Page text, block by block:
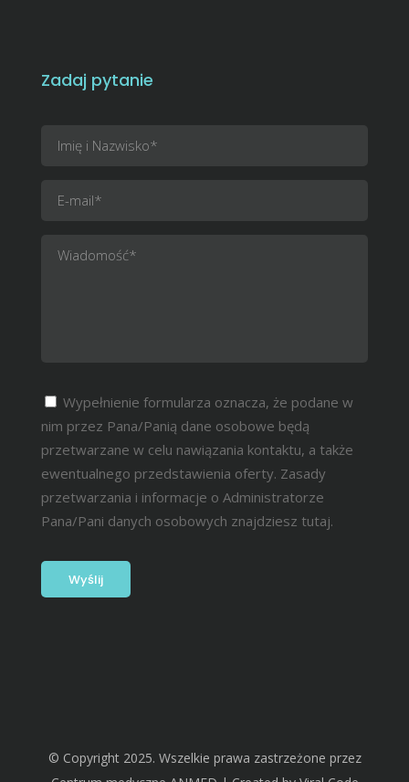
Zadaj pytanie
Wypełnienie formularza oznacza, że podane w
nim przez Pana/Panią dane osobowe będą
przetwarzane w celu nawiązania kontaktu, a także
ewentualnego przedstawienia oferty. Zasady
przetwarzania i informacje o Administratorze
Pana/Pani danych osobowych znajdziesz tutaj.
© Copyright 2025. Wszelkie prawa zastrzeżone przez